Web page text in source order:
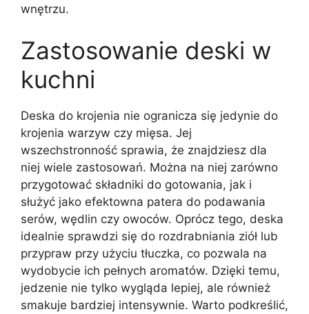
wnętrzu.
Zastosowanie deski w
kuchni
Deska do krojenia nie ogranicza się jedynie do
krojenia warzyw czy mięsa. Jej
wszechstronność sprawia, że znajdziesz dla
niej wiele zastosowań. Można na niej zarówno
przygotować składniki do gotowania, jak i
służyć jako efektowna patera do podawania
serów, wędlin czy owoców. Oprócz tego, deska
idealnie sprawdzi się do rozdrabniania ziół lub
przypraw przy użyciu tłuczka, co pozwala na
wydobycie ich pełnych aromatów. Dzięki temu,
jedzenie nie tylko wygląda lepiej, ale również
smakuje bardziej intensywnie. Warto podkreślić,